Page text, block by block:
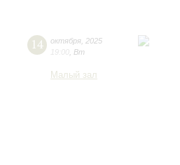
14 октября 2025
19:00 Вт
Малый зал